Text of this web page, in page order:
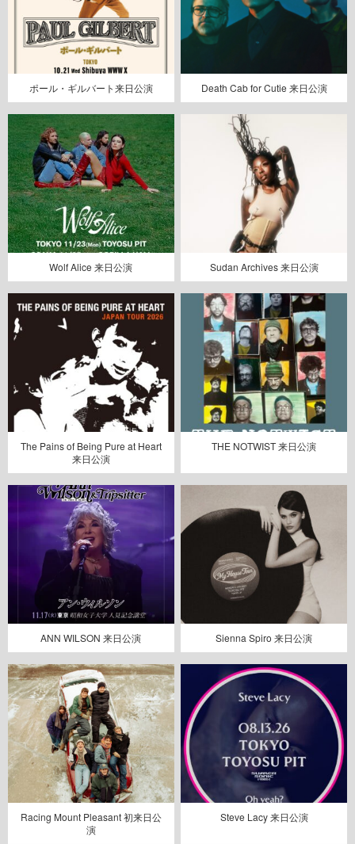
ポール・ギルバート来日公演 Death Cab for Cutie 来日公演
Wolf Alice 来日公演 Sudan Archives 来日公演
The Pains of Being Pure at Heart
来日公演
THE NOTWIST 来日公演
ANN WILSON 来日公演 Sienna Spiro 来日公演
Racing Mount Pleasant 初来日公
演
Steve Lacy 来日公演